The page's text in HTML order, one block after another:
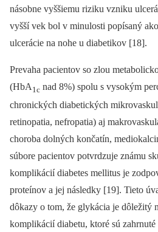
násobne vyššiemu riziku vzniku
vyšší vek bol v minulosti popísaný
ulcerácie na nohe u diabetikov [18].
Prevaha pacientov so zlou
(HbA 1c nad 8%) spolu s vysokým
chronických diabetických
retinopatia, nefropatia) aj
choroba dolných končatín,
súbore pacientov potvrdzuje známu
komplikácií diabetes mellitus je
proteínov a jej následky [19]. Tieto
dôkazy o tom, že glykácia je dôležitý
komplikácií diabetu, ktoré sú